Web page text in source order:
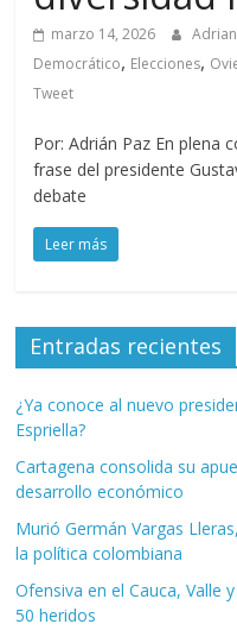
marzo 14, 2026
Democrático, Elecciones,
Tweet
Por: Adrián Paz En plena
frase del presidente
debate
Leer más
Entradas recientes
¿Ya conoce al nuevo
Espriella?
Cartagena consolida su
desarrollo económico
Murió Germán Vargas
la política colombiana
Ofensiva en el Cauca, Valle
50 heridos